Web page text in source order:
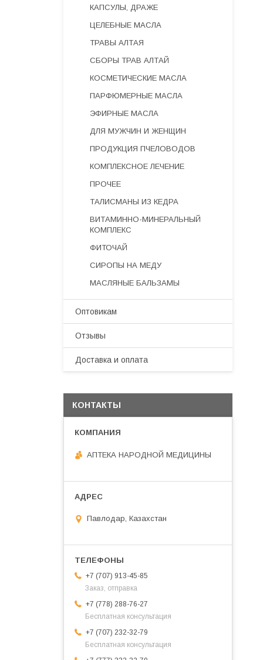
КАПСУЛЫ, ДРАЖЕ
ЦЕЛЕБНЫЕ МАСЛА
ТРАВЫ АЛТАЯ
СБОРЫ ТРАВ АЛТАЙ
КОСМЕТИЧЕСКИЕ МАСЛА
ПАРФЮМЕРНЫЕ МАСЛА
ЭФИРНЫЕ МАСЛА
ДЛЯ МУЖЧИН И ЖЕНЩИН
ПРОДУКЦИЯ ПЧЕЛОВОДОВ
КОМПЛЕКСНОЕ ЛЕЧЕНИЕ
ПРОЧЕЕ
ТАЛИСМАНЫ ИЗ КЕДРА
ВИТАМИННО-МИНЕРАЛЬНЫЙ
КОМПЛЕКС
ФИТОЧАЙ
СИРОПЫ НА МЕДУ
МАСЛЯНЫЕ БАЛЬЗАМЫ
Оптовикам
Отзывы
Доставка и оплата
КОНТАКТЫ
АПТЕКА НАРОДНОЙ МЕДИЦИНЫ
Павлодар, Казахстан
+7 (707) 913-45-85
Заказ, отправка
+7 (778) 288-76-27
Бесплатная консультация
+7 (707) 232-32-79
Бесплатная консультация